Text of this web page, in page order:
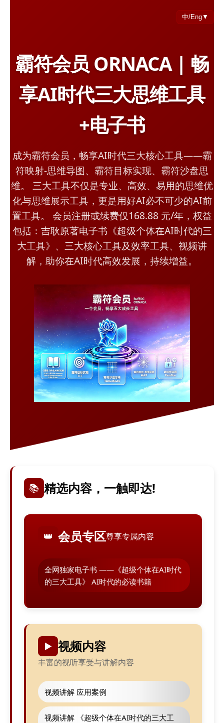
中/Eng▼
霸符会员 ORNACA | 畅
享AI时代三大思维工具
+电子书
成为霸符会员，畅享AI时代三大核心工具——霸
符映射-思维导图、霸符目标实现、霸符沙盘思
维。 三大工具不仅是专业、高效、易用的思维优
化与思维展示工具，更是用好AI必不可少的AI前
置工具。 会员注册或续费仅168.88 元/年，权益
包括：吉耿原著电子书《超级个体在AI时代的三
大工具》、三大核心工具及效率工具、视频讲
解，助你在AI时代高效发展，持续增益。
📚 精选内容，一触即达!
👑 会员专区尊享专属内容
全网独家电子书 ——《超级个体在AI时代
的三大工具》 AI时代的必读书籍
▶️ 视频内容
丰富的视听享受与讲解内容
视频讲解 应用案例
视频讲解 《超级个体在AI时代的三大工